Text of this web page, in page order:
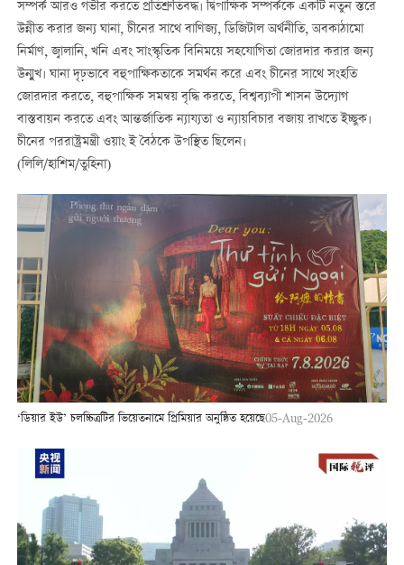
সম্পর্ক আরও গভীর করতে প্রতিশ্রুতিবদ্ধ। দ্বিপাক্ষিক সম্পর্ককে একটি নতুন স্তরে
উন্নীত করার জন্য ঘানা, চীনের সাথে বাণিজ্য, ডিজিটাল অর্থনীতি, অবকাঠামো
নির্মাণ, জ্বালানি, খনি এবং সাংস্কৃতিক বিনিময়ে সহযোগিতা জোরদার করার জন্য
উন্মুখ। ঘানা দৃঢ়ভাবে বহুপাক্ষিকতাকে সমর্থন করে এবং চীনের সাথে সংহতি
জোরদার করতে, বহুপাক্ষিক সমন্বয় বৃদ্ধি করতে, বিশ্বব্যাপী শাসন উদ্যোগ
বাস্তবায়ন করতে এবং আন্তর্জাতিক ন্যায্যতা ও ন্যায়বিচার বজায় রাখতে ইচ্ছুক।
চীনের পররাষ্ট্রমন্ত্রী ওয়াং ই বৈঠকে উপস্থিত ছিলেন।
(লিলি/হাশিম/তুহিনা)
‘ডিয়ার ইউ’ চলচ্চিত্রটির ভিয়েতনামে প্রিমিয়ার অনুষ্ঠিত হয়েছে05-Aug-2026